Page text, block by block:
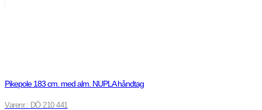
Pikepole 183 cm. med alm. NUPLA håndtag
Varenr.: DÖ 210 441